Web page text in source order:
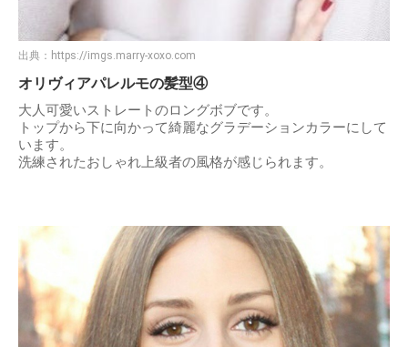
出典：https://imgs.marry-xoxo.com
オリヴィアパレルモの髪型④
大人可愛いストレートのロングボブです。